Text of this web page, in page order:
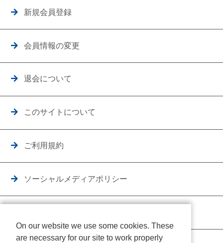
新規会員登録
会員情報の変更
退会について
このサイトについて
ご利用規約
ソーシャルメディアポリシー
On our website we use some cookies. These
are necessary for our site to work properly